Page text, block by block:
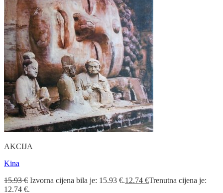
AKCIJA
Kina
15.93€ Izvorna cijena bila je: 15.93 €.12.74 €Trenutna cijena je:
12.74 €.